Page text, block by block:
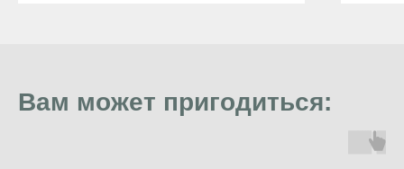
Вам может пригодиться: